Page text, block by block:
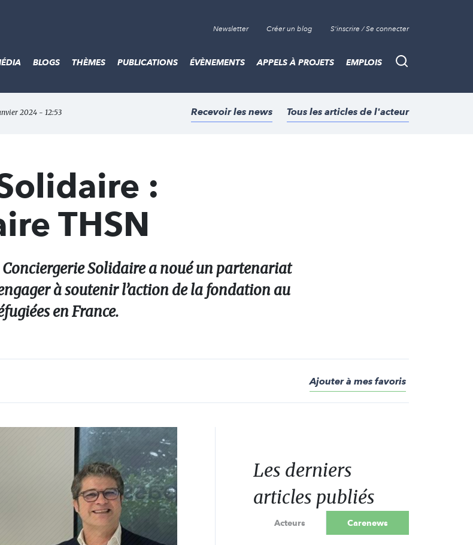
Newsletter Créer un blog S'inscrire / Se connecter
Recherche
BLOGS THÈMES PUBLICATIONS ÉVÈNEMENTS APPELS À PROJETS EMPLOIS
2024 - 12:53 Recevoir les news Tous les articles de l'acteur
:
THSN
Solidaire a noué un partenariat
à soutenir l’action de la fondation au
en France.
Ajouter à mes favoris
Les derniers
articles publiés
Acteurs Carenews